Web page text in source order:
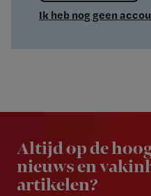
Ik heb nog geen
Altijd op de
nieuws en
artikelen?